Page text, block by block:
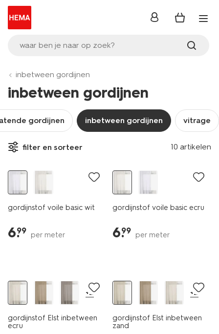
waar ben je naar op zoek?
inloggen
inbetween gordijnen
inbetween gordijnen
gordijnen inbetween gordijnen vitrage
filter en sorteer 10 artikelen
gordijnstof voile basic wit
6.
99 per meter
gordijnstof voile basic ecru
6.
99 per meter
+2
gordijnstof Elst inbetween
ecru
+2
gordijnstof Elst inbetween
zand